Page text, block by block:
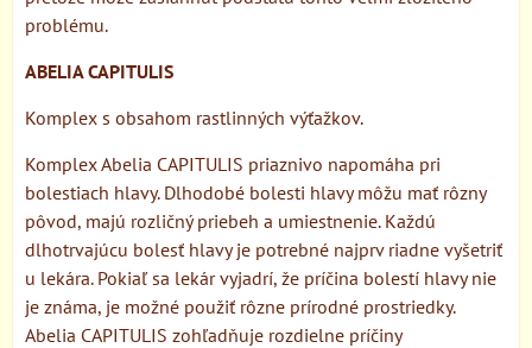
problému.
ABELIA CAPITULIS
Komplex s obsahom rastlinných výťažkov.
Komplex Abelia CAPITULIS priaznivo napomáha pri
bolestiach hlavy. Dlhodobé bolesti hlavy môžu mať rôzny
pôvod, majú rozličný priebeh a umiestnenie. Každú
dlhotrvajúcu bolesť hlavy je potrebné najprv riadne vyšetriť
u lekára. Pokiaľ sa lekár vyjadrí, že príčina bolestí hlavy nie
je známa, je možné použiť rôzne prírodné prostriedky.
Abelia CAPITULIS zohľadňuje rozdielne príčiny